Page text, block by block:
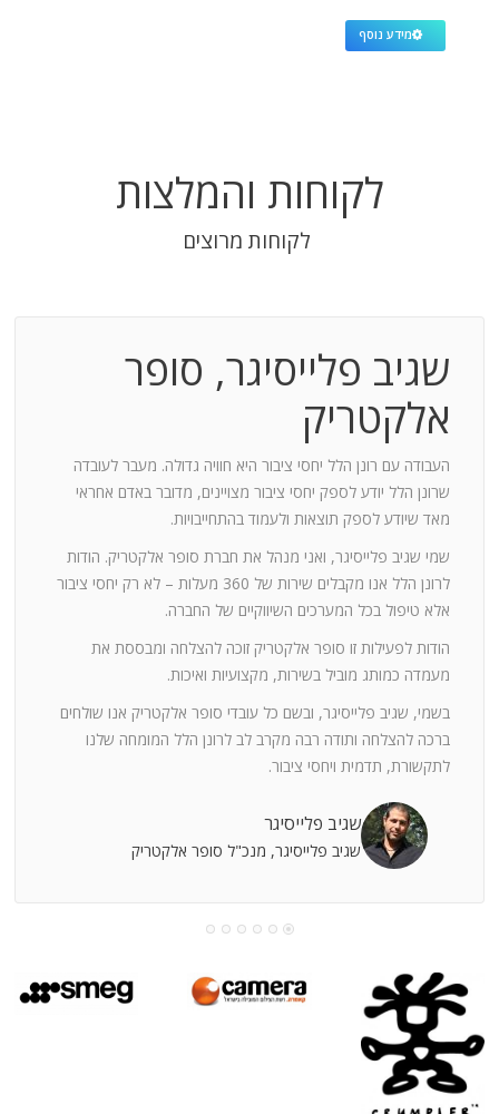
מידע נוסף
לקוחות והמלצות
לקוחות מרוצים
שגיב פלייסיגר, סופר
אלקטריק
העבודה עם רונן הלל יחסי ציבור היא חוויה גדולה. מעבר לעובדה
שרונן הלל יודע לספק יחסי ציבור מצויינים, מדובר באדם אחראי
מאד שיודע לספק תוצאות ולעמוד בהתחייבויות.
שמי שגיב פלייסיגר, ואני מנהל את חברת סופר אלקטריק. הודות
לרונן הלל אנו מקבלים שירות של 360 מעלות – לא רק יחסי ציבור
אלא טיפול בכל המערכים השיווקיים של החברה.
הודות לפעילות זו סופר אלקטריק זוכה להצלחה ומבססת את
מעמדה כמותג מוביל בשירות, מקצועיות ואיכות.
בשמי, שגיב פלייסיגר, ובשם כל עובדי סופר אלקטריק אנו שולחים
ברכה להצלחה ותודה רבה מקרב לב לרונן הלל המומחה שלנו
לתקשורת, תדמית ויחסי ציבור.
שגיב פלייסיגר
שגיב פלייסיגר, מנכ"ל סופר אלקטריק